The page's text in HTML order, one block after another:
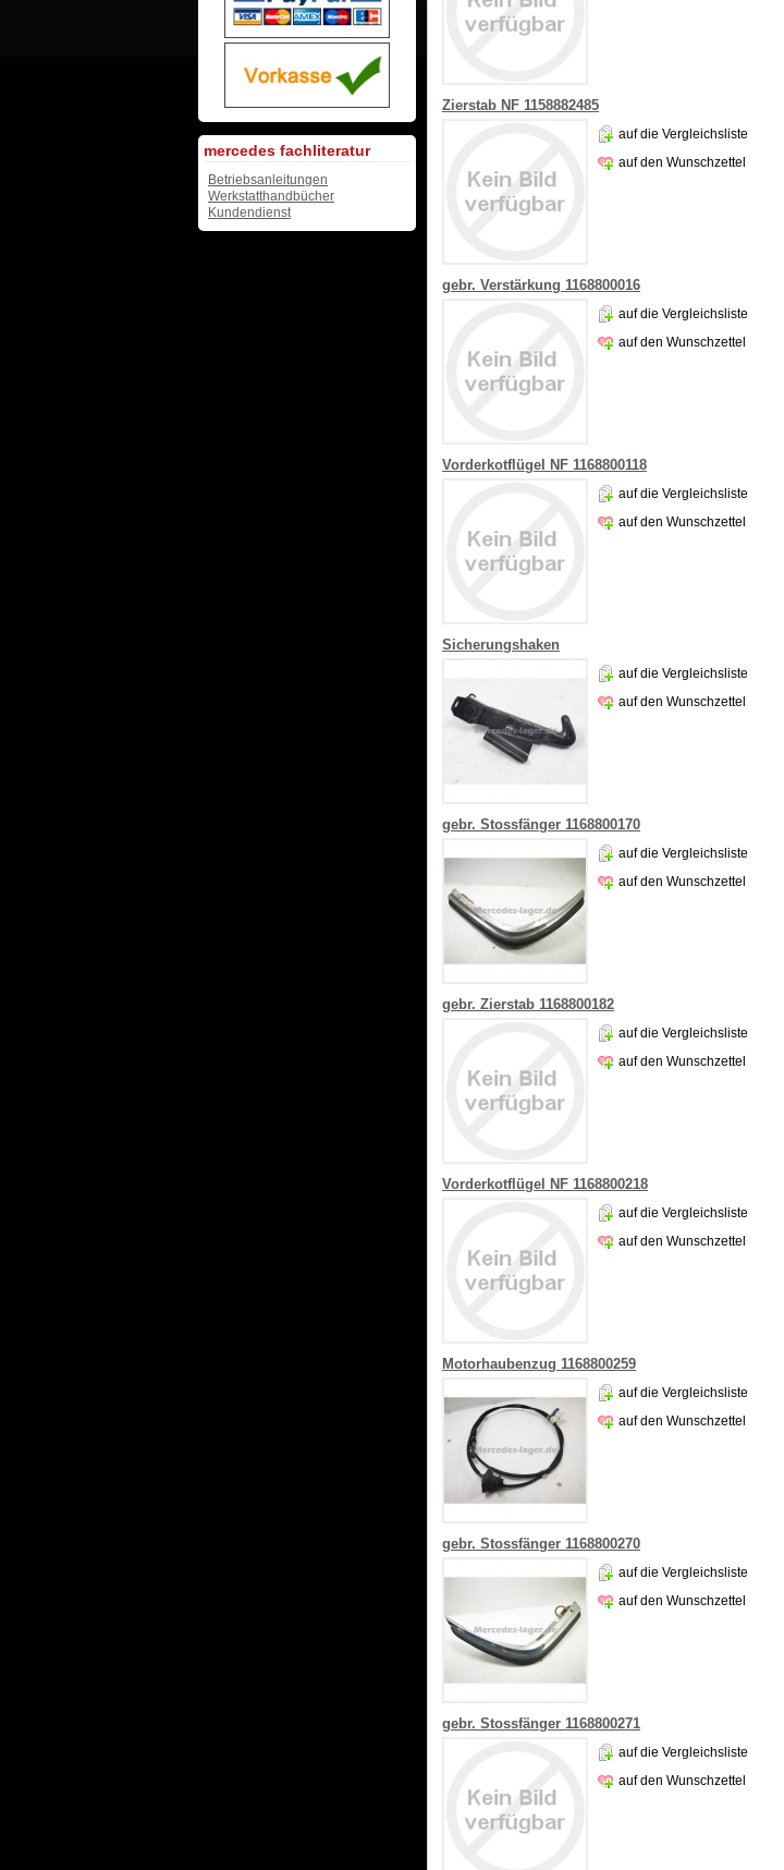
Zierstab NF 1158882485
auf die Vergleichsliste
auf den Wunschzettel
gebr. Verstärkung 1168800016
auf die Vergleichsliste
auf den Wunschzettel
Vorderkotflügel NF 1168800118
auf die Vergleichsliste
auf den Wunschzettel
Sicherungshaken
auf die Vergleichsliste
auf den Wunschzettel
gebr. Stossfänger 1168800170
auf die Vergleichsliste
auf den Wunschzettel
gebr. Zierstab 1168800182
auf die Vergleichsliste
auf den Wunschzettel
Vorderkotflügel NF 1168800218
auf die Vergleichsliste
auf den Wunschzettel
Motorhaubenzug 1168800259
auf die Vergleichsliste
auf den Wunschzettel
gebr. Stossfänger 1168800270
auf die Vergleichsliste
auf den Wunschzettel
gebr. Stossfänger 1168800271
auf die Vergleichsliste
auf den Wunschzettel
mercedes fachliteratur
Betriebsanleitungen
Werkstatthandbücher
Kundendienst